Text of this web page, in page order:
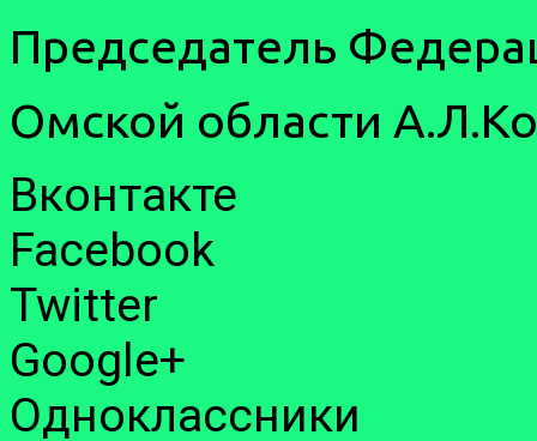
Председатель
Омской области
Вконтакте
Facebook
Twitter
Google+
Одноклассники